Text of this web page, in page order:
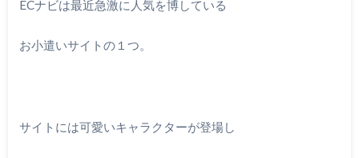
ECナビは最近急激に人気を博している
お小遣いサイトの１つ。
サイトには可愛いキャラクターが登場し